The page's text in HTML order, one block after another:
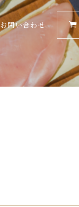
お問い合わせ